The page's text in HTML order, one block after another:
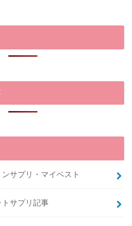
ンサプリ・マイベスト
トサプリ記事